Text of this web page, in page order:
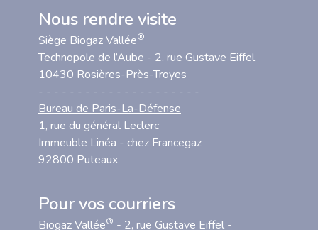
Nous rendre visite
Siège Biogaz Vallée®
Technopole de l’Aube - 2, rue Gustave Eiffel
10430 Rosières-Près-Troyes
- - - - - - - - - - - - - - - - - - - - -
Bureau de Paris-La-Défense
1, rue du général Leclerc
Immeuble Linéa - chez Francegaz
92800 Puteaux
Pour vos courriers
Biogaz Vallée® - 2, rue Gustave Eiffel -